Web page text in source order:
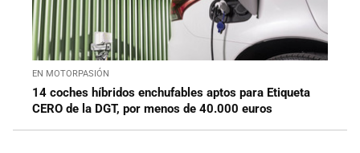
EN MOTORPASIÓN
14 coches híbridos enchufables aptos para Etiqueta
CERO de la DGT, por menos de 40.000 euros